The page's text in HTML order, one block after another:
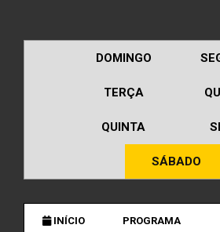
DOMINGO
TERÇA
QUINTA
SÁBADO
INÍCIO PROGRAMA